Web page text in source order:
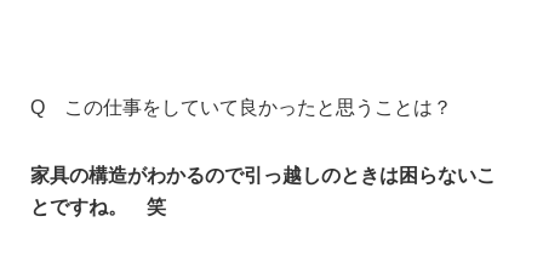
Q この仕事をしていて良かったと思うことは？
家具の構造がわかるので引っ越しのときは困らないこ
とですね。 笑